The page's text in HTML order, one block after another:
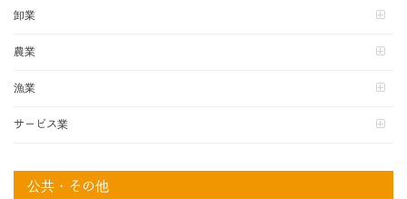
卸業
農業
漁業
サービス業
公共・その他